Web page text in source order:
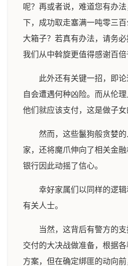
呢？再或者说，难道您有办
下，成功取走塞满一吨零三
大箱子？若真有办法，请务
我们从中斡旋更值得感谢百倍
此外还有关键一招，即
自会遭遇何种凶险。而从伦理
他们就应该支付，这是做子女
然而，这些鬣狗般贪婪的
家，还将魔爪伸向了相关金
银行因此动摇了信心。
幸好家属们以同样的逻
有关人士。
当然，这背后有警方的
交付的大决战做准备，根据
方案，但在确定绑匪的动向前